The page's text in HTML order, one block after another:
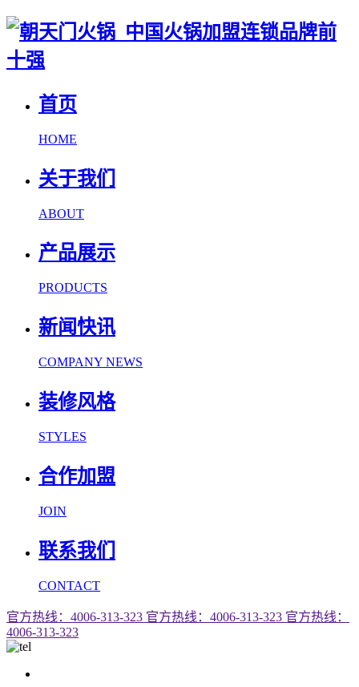
首页
HOME
关于我们
ABOUT
产品展示
PRODUCTS
新闻快讯
COMPANY NEWS
装修风格
STYLES
合作加盟
JOIN
联系我们
CONTACT
官方热线：4006-313-323 官方热线：4006-313-323 官方热线：
4006-313-323